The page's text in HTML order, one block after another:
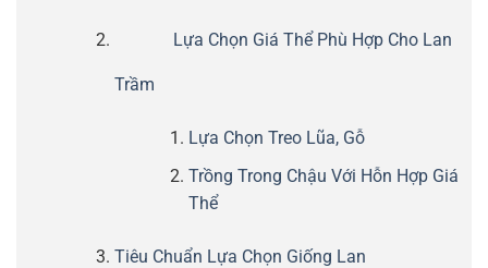
Lựa Chọn Giá Thể Phù Hợp Cho Lan
Trầm
Lựa Chọn Treo Lũa, Gỗ
Trồng Trong Chậu Với Hỗn Hợp Giá
Thể
Tiêu Chuẩn Lựa Chọn Giống Lan